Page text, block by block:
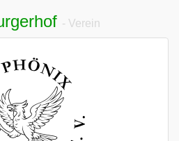
- Verein